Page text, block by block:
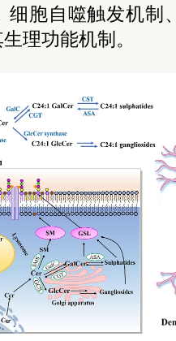
细胞自噬触发机制
理功能机制。